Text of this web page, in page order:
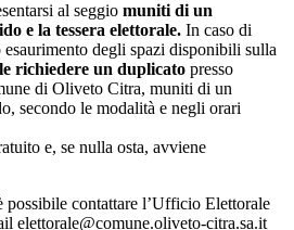
al seggio muniti di un
e la tessera elettorale. In caso di
degli spazi disponibili sulla
richiedere un duplicato presso
di Oliveto Citra, muniti di un
secondo le modalità e negli orari
e, se nulla osta, avviene
possibile contattare l’Ufficio Elettorale
elettorale@comune.oliveto-citra.sa.it